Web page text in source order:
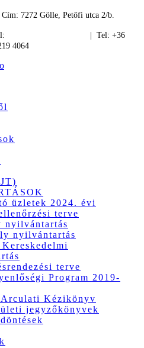
7272 Gölle, Petőfi utca 2/b.
| Tel: +36
4064
üzletek 2024. évi
terve
nyilvántartás
nyilvántartás
terve
Program 2019-
Kézikönyv
jegyzőkönyvek